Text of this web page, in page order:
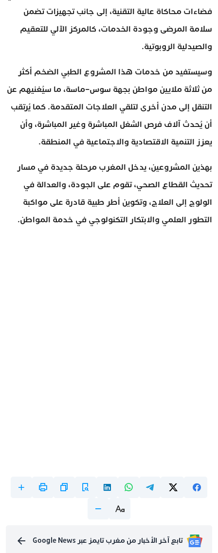
فضاءات محاكاة عالية التقنية، إلى جانب تجهيزات تضمن
سلامة المرضى وجودة الخدمات، كالمركز الآلي للتعقيم
والصيدلية الروبوتية.
وسيستفيد من خدمات هذا المشروع الطبي الضخم أكثر
من ثلاثة ملايين مواطن بجهة سوس–ماسة، ما سيُغنيهم عن
التنقل إلى مدن أخرى لتلقي العلاجات المتقدمة. كما يُرتقب
أن يُحدث آلاف فرص الشغل المباشرة وغير المباشرة، وأن
يعزز التنمية الاقتصادية والاجتماعية في المنطقة.
بهذين المشروعين، يدخل المغرب مرحلة جديدة في مسار
تحديث القطاع الصحي، تقوم على الجودة، والعدالة في
الولوج إلى العلاج، وتكوين أطر طبية قادرة على مواكبة
التطور العلمي والابتكار التكنولوجي في خدمة المواطن.
تابع آخر الأخبار من مغرب تايمز عبر Google News